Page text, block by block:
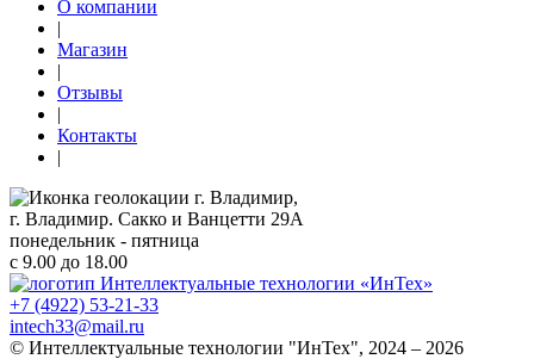
О компании
|
Магазин
|
Отзывы
|
Контакты
|
г. Владимир,
г. Владимир. Сакко и Ванцетти 29А
понедельник - пятница
с 9.00 до 18.00
+7 (4922) 53-21-33
intech33@mail.ru
© Интеллектуальные технологии "ИнТех", 2024 – 2026